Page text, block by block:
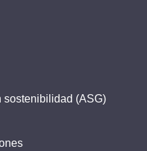
sostenibilidad (ASG)